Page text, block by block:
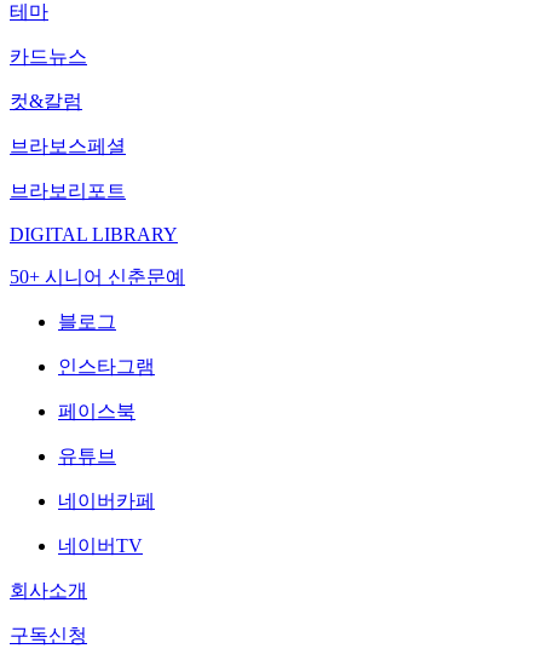
테마
카드뉴스
컷&칼럼
브라보스페셜
브라보리포트
DIGITAL LIBRARY
50+ 시니어 신춘문예
블로그
인스타그램
페이스북
유튜브
네이버카페
네이버TV
회사소개
구독신청